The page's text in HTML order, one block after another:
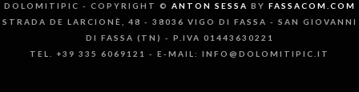
DOLOMITIPIC - COPYRIGHT © ANTON SESSA BY FASSACOM.COM
STRADA DE LARCIONÈ, 48 - 38036 VIGO DI FASSA - SAN GIOVANNI
DI FASSA (TN) - P.IVA 01443630221
TEL. +39 335 6069121 - E-MAIL: INFO@DOLOMITIPIC.IT